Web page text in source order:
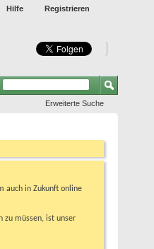
Registrieren
Hilfe
Erweiterte Suche
auch in Zukunft online
zu müssen, ist unser